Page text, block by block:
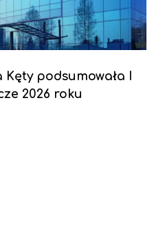
Kęty podsumowała I
2026 roku